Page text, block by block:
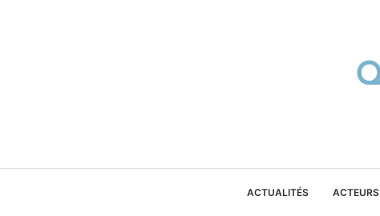
ACTUALITÉS ACTEURS